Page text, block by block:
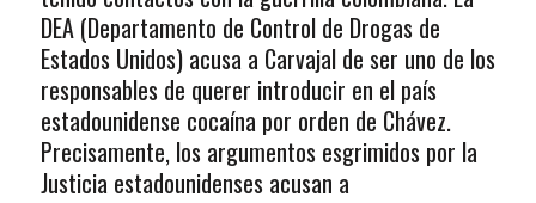
DEA (Departamento de Control de Drogas de
Estados Unidos) acusa a Carvajal de ser uno de los
responsables de querer introducir en el país
estadounidense cocaína por orden de Chávez.
Precisamente, los argumentos esgrimidos por la
Justicia estadounidenses acusan a